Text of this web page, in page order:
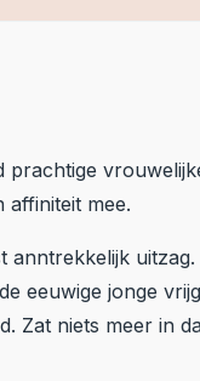
prachtige
affiniteit mee.
eeuwige jonge
Zat niets meer in